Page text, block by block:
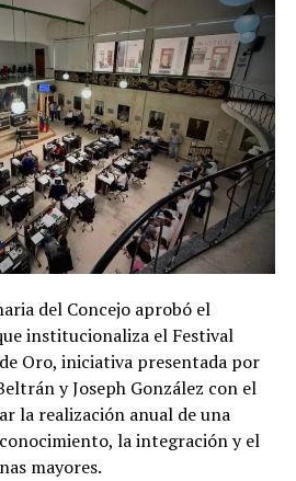
del Concejo aprobó el
institucionaliza el Festival
Oro, iniciativa presentada por
y Joseph González con el
la realización anual de una
la integración y el
mayores.